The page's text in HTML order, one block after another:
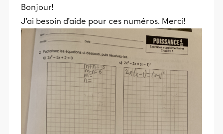
Bonjour!
J’ai besoin d’aide pour ces numéros. Merci!